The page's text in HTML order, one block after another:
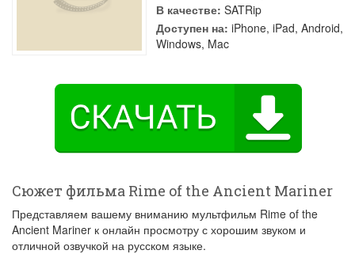
В качестве: SATRip
Доступен на: iPhone, iPad, Android,
Windows, Mac
Сюжет фильма Rime of the Ancient Mariner
Представляем вашему вниманию мультфильм Rime of the
Ancient Mariner к онлайн просмотру с хорошим звуком и
отличной озвучкой на русском языке.